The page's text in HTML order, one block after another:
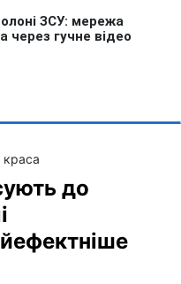
до